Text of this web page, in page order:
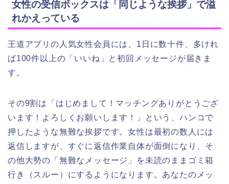
女性の受信ボックスは「同じような挨拶」で溢
れかえっている
王道アプリの人気女性会員には、1日に数十件、多けれ
ば100件以上の「いいね」と初回メッセージが届きま
す。
その9割は「はじめまして！マッチングありがとうござ
います！よろしくお願いします！」という、ハンコで
押したような無難な挨拶です。女性は最初の数人には
返信しますが、すぐに返信作業自体が面倒になり、そ
の他大勢の「無難なメッセージ」を未読のままゴミ箱
行き（スルー）にするようになります。あなたのメッ